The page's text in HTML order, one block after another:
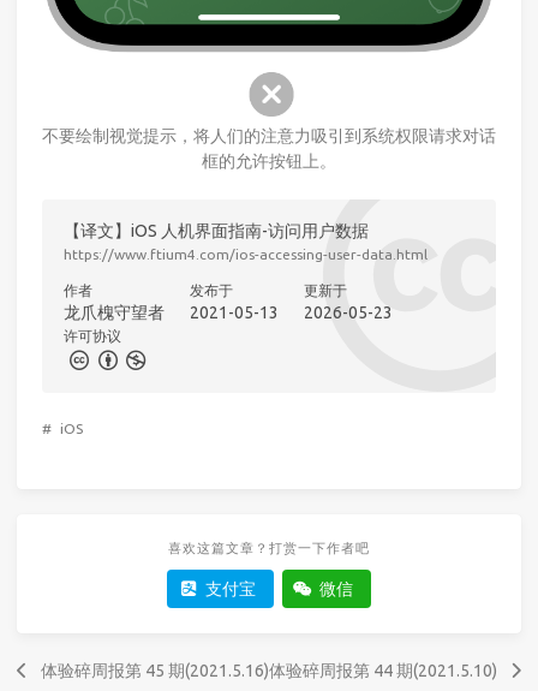
不要绘制视觉提示，将人们的注意力吸引到系统权限请求对话
框的允许按钮上。
【译文】iOS 人机界面指南-访问用户数据
https://www.ftium4.com/ios-accessing-user-data.html
作者
龙爪槐守望者
发布于
2021-05-13
更新于
2026-05-23
许可协议
# iOS
喜欢这篇文章？打赏一下作者吧
支付宝 微信
体验碎周报第 45 期(2021.5.16)体验碎周报第 44 期(2021.5.10)